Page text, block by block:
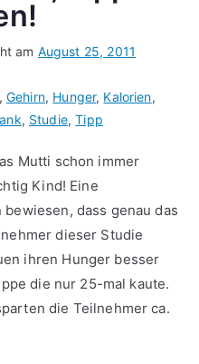
am August 25, 2011
Gehirn, Hunger, Kalorien,
, Studie,Tipp
Mutti schon immer
Kind! Eine
dass genau das
dieser Studie
ihren Hunger besser
die nur 25-mal kaute.
die Teilnehmer ca.